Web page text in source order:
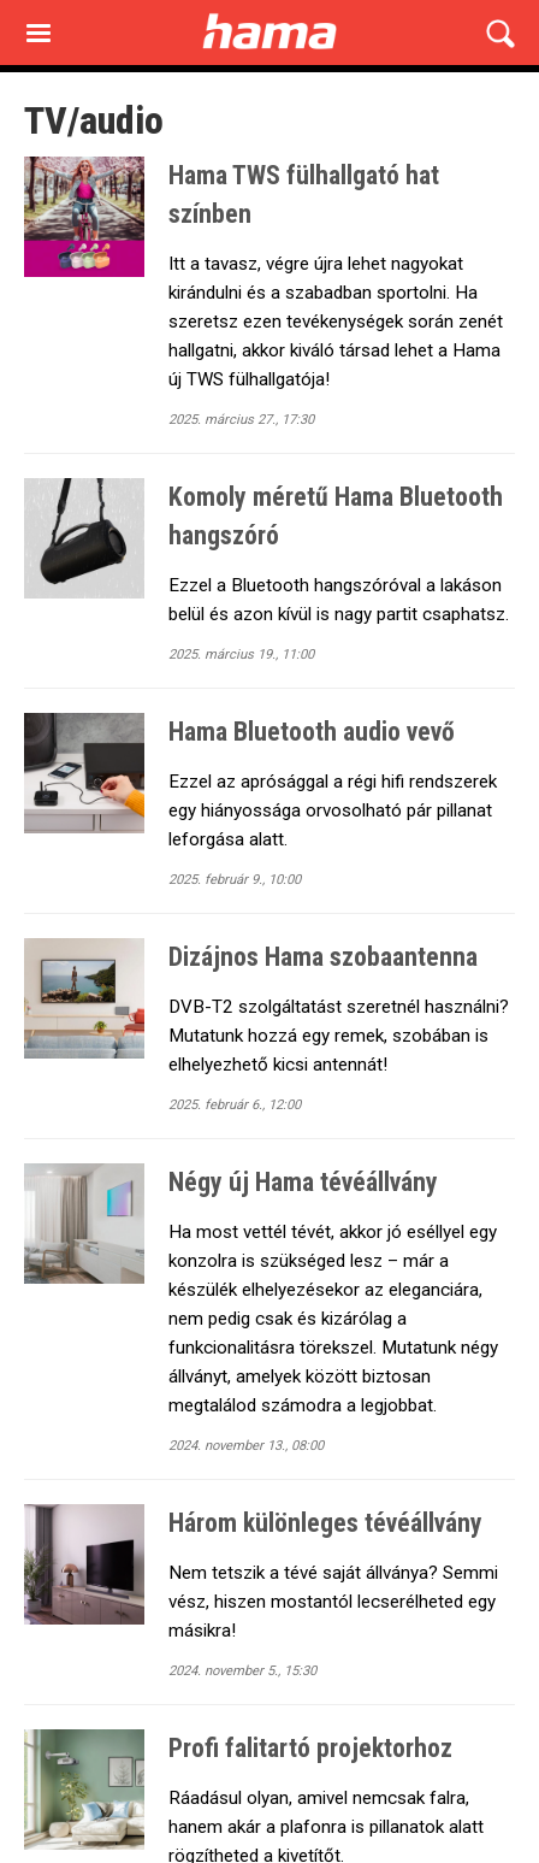
main
TV/audio
Hama TWS fülhallgató hat
színben
Itt a tavasz, végre újra lehet nagyokat
kirándulni és a szabadban sportolni. Ha
szeretsz ezen tevékenységek során zenét
hallgatni, akkor kiváló társad lehet a Hama
új TWS fülhallgatója!
2025. március 27., 17:30
Komoly méretű Hama Bluetooth
hangszóró
Ezzel a Bluetooth hangszóróval a lakáson
belül és azon kívül is nagy partit csaphatsz.
2025. március 19., 11:00
Hama Bluetooth audio vevő
Ezzel az aprósággal a régi hifi rendszerek
egy hiányossága orvosolható pár pillanat
leforgása alatt.
2025. február 9., 10:00
Dizájnos Hama szobaantenna
DVB-T2 szolgáltatást szeretnél használni?
Mutatunk hozzá egy remek, szobában is
elhelyezhető kicsi antennát!
2025. február 6., 12:00
Négy új Hama tévéállvány
Ha most vettél tévét, akkor jó eséllyel egy
konzolra is szükséged lesz – már a
készülék elhelyezésekor az eleganciára,
nem pedig csak és kizárólag a
funkcionalitásra törekszel. Mutatunk négy
állványt, amelyek között biztosan
megtalálod számodra a legjobbat.
2024. november 13., 08:00
Három különleges tévéállvány
Nem tetszik a tévé saját állványa? Semmi
vész, hiszen mostantól lecserélheted egy
másikra!
2024. november 5., 15:30
Profi falitartó projektorhoz
Ráadásul olyan, amivel nemcsak falra,
hanem akár a plafonra is pillanatok alatt
rögzítheted a kivetítőt.